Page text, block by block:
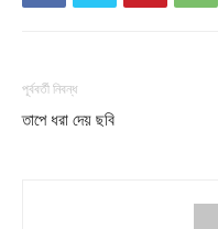
পূর্ববর্তী নিবন্ধ
তাপে ধরা দেয় ছবি